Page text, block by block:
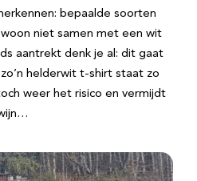
bepaalde soorten
niet samen met een wit
aantrekt denk je al: dit gaat
helderwit t-shirt staat zo
weer het risico en vermijdt